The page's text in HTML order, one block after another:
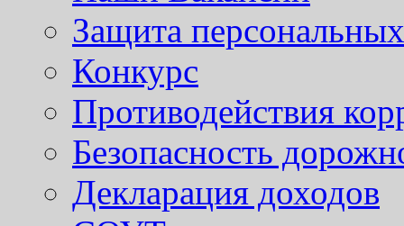
Защита
Конкурс
Противодействия
Безопасность
Декларация доходов